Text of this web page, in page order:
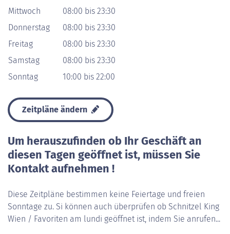
Mittwoch
08:00 bis 23:30
Donnerstag
08:00 bis 23:30
Freitag
08:00 bis 23:30
Samstag
08:00 bis 23:30
Sonntag
10:00 bis 22:00
Zeitpläne ändern
Um herauszufinden ob Ihr Geschäft an
diesen Tagen geöffnet ist, müssen Sie
Kontakt aufnehmen !
Diese Zeitpläne bestimmen keine Feiertage und freien
Sonntage zu. Si können auch überprüfen ob Schnitzel King
Wien / Favoriten am lundi geöffnet ist, indem Sie anrufen...